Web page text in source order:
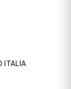
ITALIA